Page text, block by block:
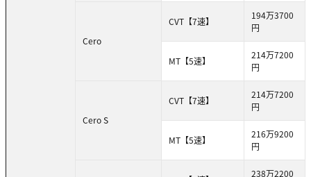
Cero
CVT【7速】
194万3700
円
MT【5速】
214万7200
円
Cero S
CVT【7速】
214万7200
円
MT【5速】
216万9200
円
238万2200